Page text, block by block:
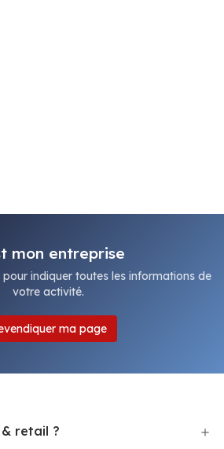
mon entreprise
indiquer toutes les informations de
votre activité.
ma page
retail ?